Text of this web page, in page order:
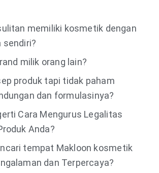
memiliki kosmetik dengan
sendiri?
milik orang lain?
produk tapi tidak paham
dan formulasinya?
Cara Mengurus Legalitas
Anda?
tempat Makloon kosmetik
dan Terpercaya?